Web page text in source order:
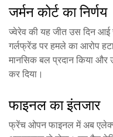
जर्मन कोर्ट का निर्णय
ज्वेरेव की यह जीत उस दिन आई
गर्लफ्रेंड पर हमले का आरोप
मानसिक बल प्रदान किया और
कर दिया।
फाइनल का इंतजार
फ्रेंच ओपन फाइनल में अब